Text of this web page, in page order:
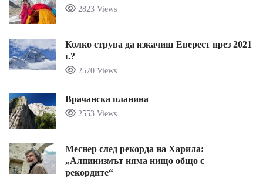
2823 Views
Колко струва да изкачиш Еверест през 2021
г.?
2570 Views
Врачанска планина
2553 Views
Меснер след рекорда на Харила:
„Алпинизмът няма нищо общо с
рекордите“